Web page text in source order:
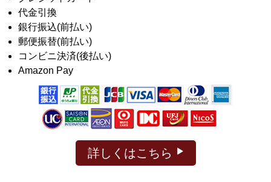
代金引換
銀行振込(前払い)
郵便振替(前払い)
コンビニ決済(後払い)
Amazon Pay
詳しくはこちら